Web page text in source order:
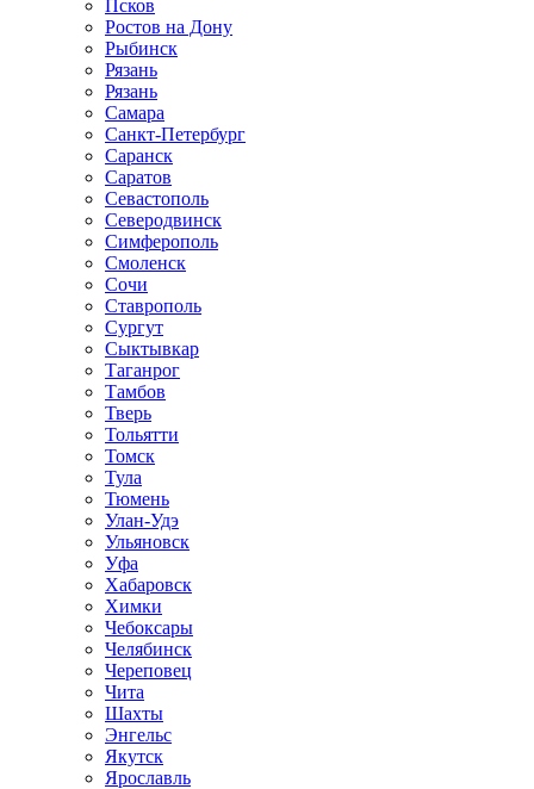
Псков
Ростов на Дону
Рыбинск
Рязань
Рязань
Самара
Санкт-Петербург
Саранск
Саратов
Севастополь
Северодвинск
Симферополь
Смоленск
Сочи
Ставрополь
Сургут
Сыктывкар
Таганрог
Тамбов
Тверь
Тольятти
Томск
Тула
Тюмень
Улан-Удэ
Ульяновск
Уфа
Хабаровск
Химки
Чебоксары
Челябинск
Череповец
Чита
Шахты
Энгельс
Якутск
Ярославль